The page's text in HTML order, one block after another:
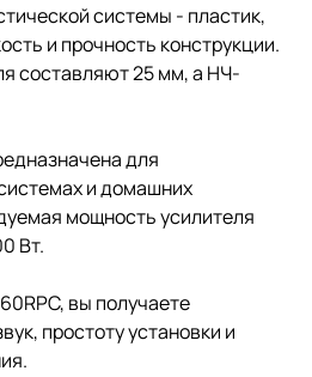
системы - пластик,
и прочность конструкции.
составляют 25 мм, а НЧ-
для
и домашних
мощность усилителя
Вт.
вы получаете
простоту установки и